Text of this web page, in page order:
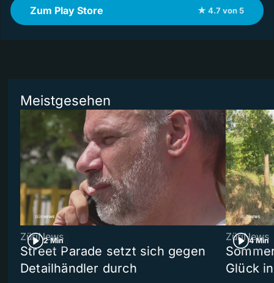
Zum Play Store ★ 4.7 von 5
Meistgesehen
2 Min
ZüriNews
Street Parade setzt sich gegen
Detailhändler durch
4 Min
ZüriNews
Glück